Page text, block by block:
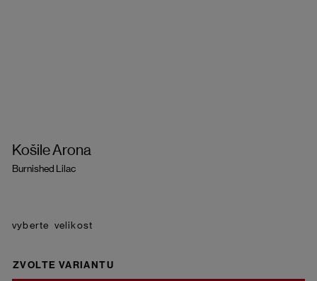
Košile Arona
Burnished Lilac
velikost
ZVOLTE VARIANTU